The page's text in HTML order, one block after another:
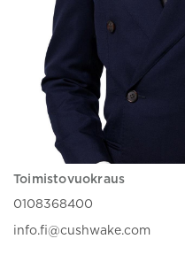
Toimistovuokraus
0108368400
info.fi@cushwake.com